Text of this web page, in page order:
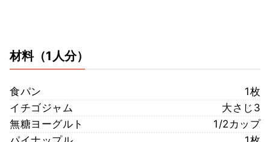
材料（1人分）
食パン
1枚
イチゴジャム
大さじ3
無糖ヨーグルト
1/2カップ